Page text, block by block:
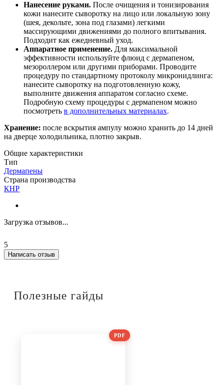
Нанесение руками. После очищения и тонизирования
кожи нанесите сыворотку на лицо или локальную зону
(шея, декольте, зона под глазами) легкими
массирующими движениями до полного впитывания.
Подходит как ежедневный уход.
Аппаратное применение. Для максимальной
эффективности используйте флюид с дермапеном,
мезороллером или другими приборами. Проводите
процедуру по стандартному протоколу микронидлинга:
нанесите сыворотку на подготовленную кожу,
выполните движения аппаратом согласно схеме.
Подробную схему процедуры с дермапеном можно
посмотреть в дополнительных материалах.
Хранение: после вскрытия ампулу можно хранить до 14 дней
на дверце холодильника, плотно закрыв.
Общие характеристики
Тип
Дермапены
Страна производства
КНР
Загрузка отзывов...
5
Написать отзыв
Полезные гайды
PDF